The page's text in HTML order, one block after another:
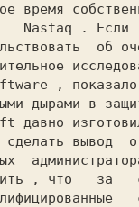
время
Nastaq . Если
об
,
дырами в
давно
сделать вывод
, что   за